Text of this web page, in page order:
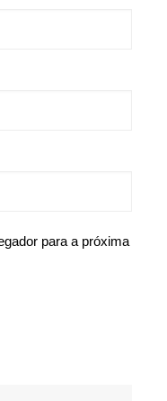
para a próxima